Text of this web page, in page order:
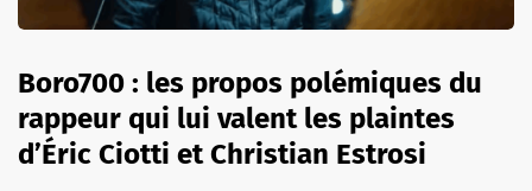
Boro700 : les propos polémiques du
rappeur qui lui valent les plaintes
d’Éric Ciotti et Christian Estrosi